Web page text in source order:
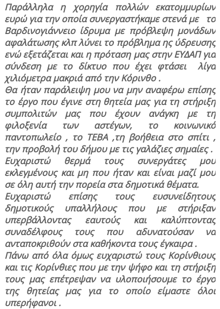
Παράλληλα η χορηγία πολλών εκατομμυρίων
ευρώ για την οποία συνεργαστήκαμε στενά με
το
Βαρδινογιάννειο ίδρυμα με πρόβλεψη μονάδων
αφαλάτωσης κλπ λύνει το πρόβλημα ης ύδρευσης
ενώ εξετάζεται και η πρόταση μας στην ΕΥΔΑΠ για
σύνδεση με το δίκτυο που έχει φτάσει
λίγα
χιλιόμετρα μακριά από την Κόρινθο .
Θα ήταν παράλειψη μου να μην αναφέρω επίσης
το έργο που έγινε στη θητεία μας για τη στήριξη
συμπολιτών μας που έχουν ανάγκη με τη
φιλοξενία των αστέγων, το κοινωνικό
παντοπωλείο , το ΤΕΒΑ ,τη βοήθεια στο σπίτι ,
την προβολή του δήμου με τις γαλάζιες σημαίες .
Ευχαριστώ θερμά τους συνεργάτες μου
εκλεγμένους και μη που ήταν και είναι μαζί μου
σε όλη αυτή την πορεία στα δημοτικά θέματα.
Ευχαριστώ επίσης τους ευσυνείδητους
δημοτικούς υπαλλήλους που με στήριξαν
υπερβάλλοντας εαυτούς και καλύπτοντας
συναδέλφους τους που αδυνατούσαν να
ανταποκριθούν στα καθήκοντα τους έγκαιρα .
Πάνω από όλα όμως ευχαριστώ τους Κορίνθιους
και τις Κορίνθιες που με την ψήφο και τη στήριξη
τους μας επέτρεψαν να υλοποιήσουμε το έργο
της θητείας μας για το οποίο είμαστε όλοι
υπερήφανοι .